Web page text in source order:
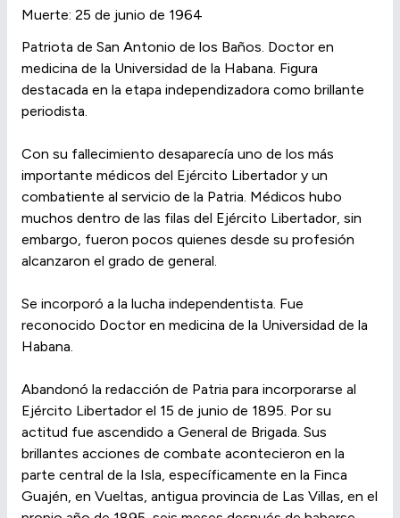
Muerte: 25 de junio de 1964
Patriota de San Antonio de los Baños. Doctor en
medicina de la Universidad de la Habana. Figura
destacada en la etapa independizadora como brillante
periodista.
Con su fallecimiento desaparecía uno de los más
importante médicos del Ejército Libertador y un
combatiente al servicio de la Patria. Médicos hubo
muchos dentro de las filas del Ejército Libertador, sin
embargo, fueron pocos quienes desde su profesión
alcanzaron el grado de general.
Se incorporó a la lucha independentista. Fue
reconocido Doctor en medicina de la Universidad de la
Habana.
Abandonó la redacción de Patria para incorporarse al
Ejército Libertador el 15 de junio de 1895. Por su
actitud fue ascendido a General de Brigada. Sus
brillantes acciones de combate acontecieron en la
parte central de la Isla, específicamente en la Finca
Guajén, en Vueltas, antigua provincia de Las Villas, en el